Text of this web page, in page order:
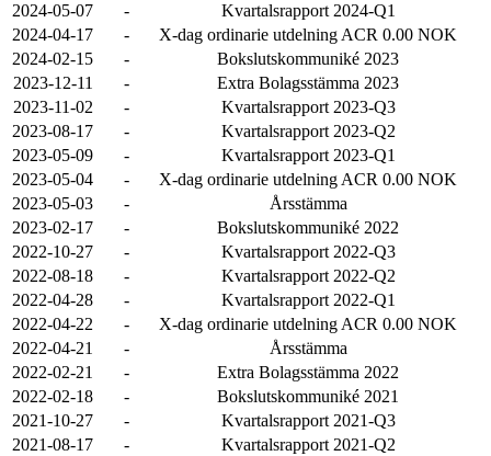
2024-05-07
-
Kvartalsrapport 2024-Q1
2024-04-17
-
X-dag ordinarie utdelning ACR 0.00 NOK
2024-02-15
-
Bokslutskommuniké 2023
2023-12-11
-
Extra Bolagsstämma 2023
2023-11-02
-
Kvartalsrapport 2023-Q3
2023-08-17
-
Kvartalsrapport 2023-Q2
2023-05-09
-
Kvartalsrapport 2023-Q1
2023-05-04
-
X-dag ordinarie utdelning ACR 0.00 NOK
2023-05-03
-
Årsstämma
2023-02-17
-
Bokslutskommuniké 2022
2022-10-27
-
Kvartalsrapport 2022-Q3
2022-08-18
-
Kvartalsrapport 2022-Q2
2022-04-28
-
Kvartalsrapport 2022-Q1
2022-04-22
-
X-dag ordinarie utdelning ACR 0.00 NOK
2022-04-21
-
Årsstämma
2022-02-21
-
Extra Bolagsstämma 2022
2022-02-18
-
Bokslutskommuniké 2021
2021-10-27
-
Kvartalsrapport 2021-Q3
2021-08-17
- Kvartalsrapport 2021-Q2